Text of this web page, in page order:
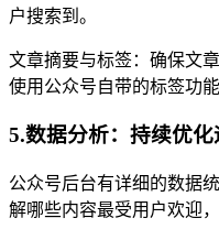
户搜索到。
文章摘要与标签：确保文
使用公众号自带的标签功
5.数据分析：持续优
公众号后台有详细的数据
解哪些内容最受用户欢迎